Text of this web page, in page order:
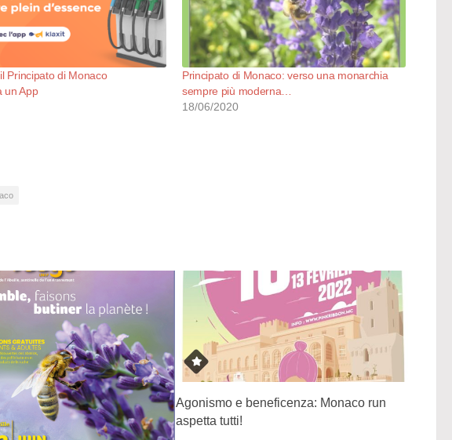
Principato di Monaco
un App
Principato di Monaco: verso una monarchia
sempre più moderna…
18/06/2020
Agonismo e beneficenza: Monaco run
aspetta tutti!